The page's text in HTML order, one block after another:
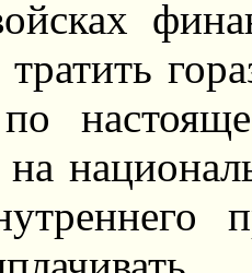
на